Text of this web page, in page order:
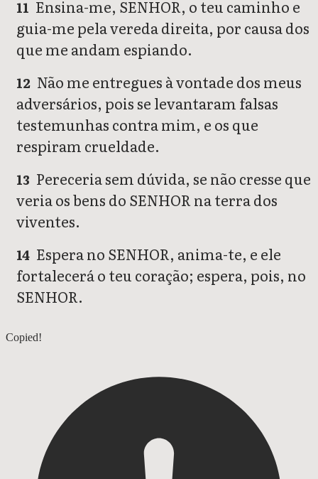
11 Ensina-me, SENHOR, o teu caminho e
guia-me pela vereda direita, por causa dos
que me andam espiando.
12 Não me entregues à vontade dos meus
adversários, pois se levantaram falsas
testemunhas contra mim, e os que
respiram crueldade.
13 Pereceria sem dúvida, se não cresse que
veria os bens do SENHOR na terra dos
viventes.
14 Espera no SENHOR, anima-te, e ele
fortalecerá o teu coração; espera, pois, no
SENHOR.
Salmos 26
Copied!